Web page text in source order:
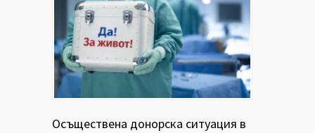
Осъществена донорска ситуация в